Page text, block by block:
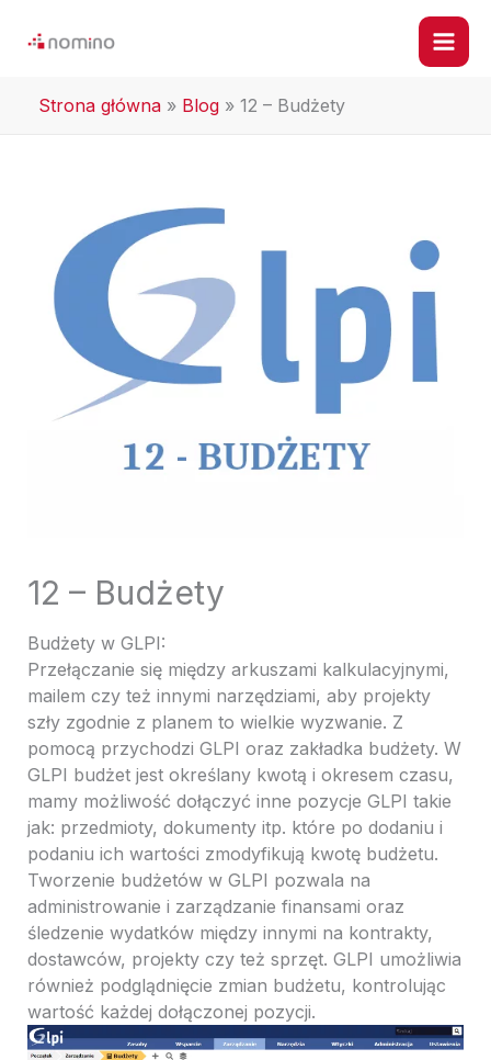
Strona główna » Blog » 12 – Budżety
12 – Budżety
Budżety w GLPI:
Przełączanie się między arkuszami kalkulacyjnymi,
mailem czy też innymi narzędziami, aby projekty
szły zgodnie z planem to wielkie wyzwanie. Z
pomocą przychodzi GLPI oraz zakładka budżety. W
GLPI budżet jest określany kwotą i okresem czasu,
mamy możliwość dołączyć inne pozycje GLPI takie
jak: przedmioty, dokumenty itp. które po dodaniu i
podaniu ich wartości zmodyfikują kwotę budżetu.
Tworzenie budżetów w GLPI pozwala na
administrowanie i zarządzanie finansami oraz
śledzenie wydatków między innymi na kontrakty,
dostawców, projekty czy też sprzęt. GLPI umożliwia
również podglądnięcie zmian budżetu, kontrolując
wartość każdej dołączonej pozycji.